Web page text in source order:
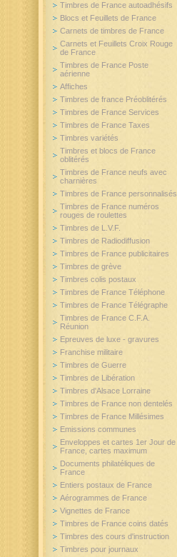
Timbres de France autoadhésifs
Blocs et Feuillets de France
Carnets de timbres de France
Carnets et Feuillets Croix Rouge
de France
Timbres de France Poste
aérienne
Affiches
Timbres de france Préoblitérés
Timbres de France Services
Timbres de France Taxes
Timbres variétés
Timbres et blocs de France
oblitérés
Timbres de France neufs avec
charnières
Timbres de France personnalisés
Timbres de France numéros
rouges de roulettes
Timbres de L.V.F.
Timbres de Radiodiffusion
Timbres de France publicitaires
Timbres de grève
Timbres colis postaux
Timbres de France Téléphone
Timbres de France Télégraphe
Timbres de France C.F.A.
Réunion
Epreuves de luxe - gravures
Franchise militaire
Timbres de Guerre
Timbres de Libération
Timbres d'Alsace Lorraine
Timbres de France non dentelés
Timbres de France Millésimes
Emissions communes
Enveloppes et cartes 1er Jour de
France, cartes maximum
Documents philatéliques de
France
Entiers postaux de France
Aérogrammes de France
Vignettes de France
Timbres de France coins datés
Timbres des cours d'instruction
Timbres pour journaux